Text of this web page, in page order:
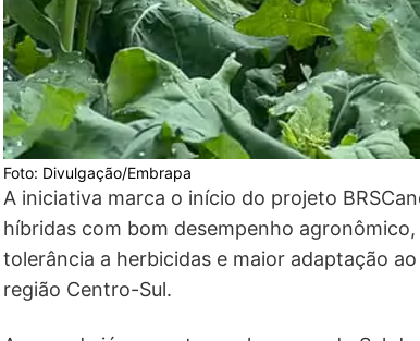
Foto: Divulgação/Embrapa
A iniciativa marca o início do projeto
híbridas com bom desempenho
tolerância a herbicidas e maior adaptação
região Centro-Sul.